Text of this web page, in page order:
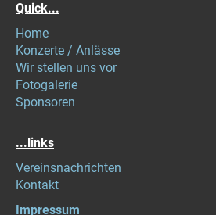
Quick...
Home
Konzerte / Anlässe
Wir stellen uns vor
Fotogalerie
Sponsoren
...links
Vereinsnachrichten
Kontakt
Impressum